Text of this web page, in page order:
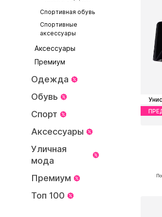
Спортивная обувь
Спортивные
аксессуары
Аксессуары
Премиум
Одежда
Обувь
Спорт
Аксессуары
Уличная
мода
Премиум
Топ 100